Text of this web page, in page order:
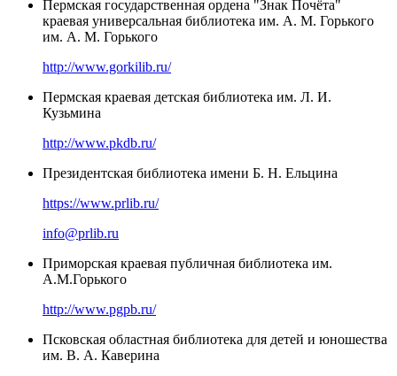
Пермская государственная ордена "Знак Почёта"
краевая универсальная библиотека им. А. М. Горького
им. А. М. Горького
http://www.gorkilib.ru/
Пермская краевая детская библиотека им. Л. И.
Кузьмина
http://www.pkdb.ru/
Президентская библиотека имени Б. Н. Ельцина
https://www.prlib.ru/
info@prlib.ru
Приморская краевая публичная библиотека им.
А.М.Горького
http://www.pgpb.ru/
Псковская областная библиотека для детей и юношества
им. В. А. Каверина